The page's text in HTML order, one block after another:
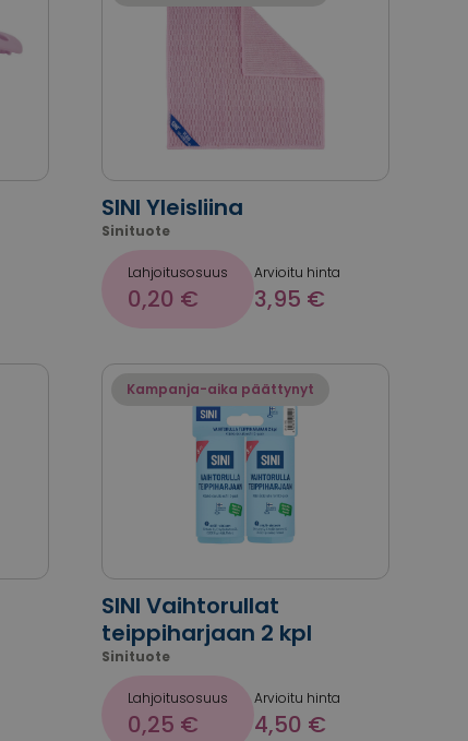
SINI Yleisliina
Sinituote
Lahjoitusosuus
0,20 €
Arvioitu hinta
3,95 €
Kampanja-aika päättynyt
SINI Vaihtorullat
teippiharjaan 2 kpl
Sinituote
Lahjoitusosuus
0,25 €
Arvioitu hinta
4,50 €